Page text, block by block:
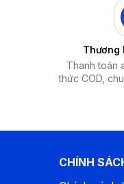
Thương
Thanh toán
thức COD,
CHÍNH